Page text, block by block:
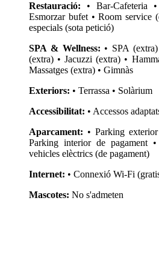
Restauració: • Bar-Cafeteria
Esmorzar bufet • Room service
especials (sota petició)
SPA & Wellness: • SPA
(extra) • Jacuzzi (extra) •
Massatges (extra) • Gimnàs
Exteriors: • Terrassa • Solàrium
Accessibilitat: • Accessos
Aparcament: • Parking
Parking interior de pagament
vehicles elèctrics (de pagament)
Internet: • Connexió Wi-Fi
Mascotes: No s'admeten